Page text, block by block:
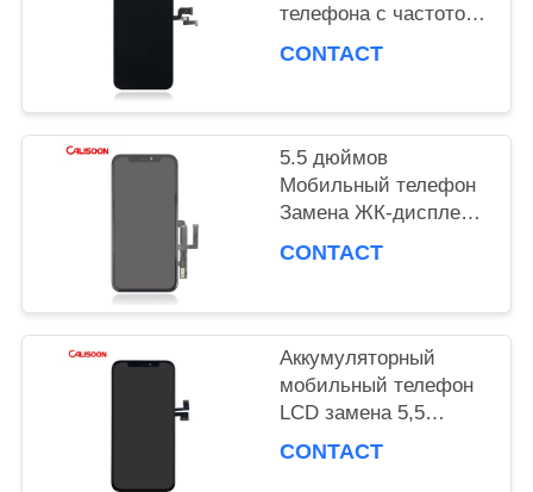
PRIVACY
POLICY
телефона с частотой
обновления 60 Гц / 16
CONTACT
5.5 дюймов
Мобильный телефон
Замена ЖК-дисплея
Корнинг Gorilla Glass
CONTACT
Аккумуляторный
мобильный телефон
LCD замена 5,5
дюйма IPS LCD
CONTACT